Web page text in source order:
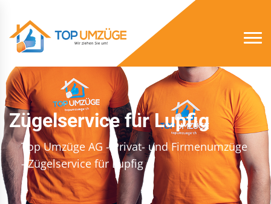
Zügelservice für Lupfig
Top Umzüge AG - Privat- und Firmenumzüge
- Zügelservice für Lupfig